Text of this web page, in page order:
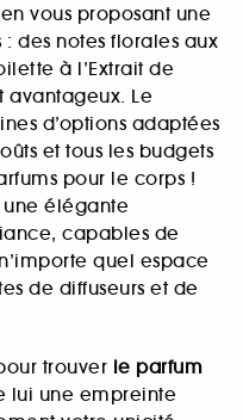
vous proposant une
des notes florales aux
à l’Extrait de
avantageux. Le
d’options adaptées
et tous les budgets
pour le corps !
élégante
capables de
quel espace
de diffuseurs et de
trouver le parfum
lui une empreinte